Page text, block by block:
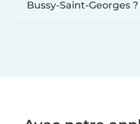
Bussy-Saint-Georges ?